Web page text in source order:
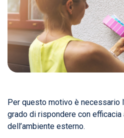
Per questo motivo è necessario
grado di rispondere con
dell’ambiente esterno.